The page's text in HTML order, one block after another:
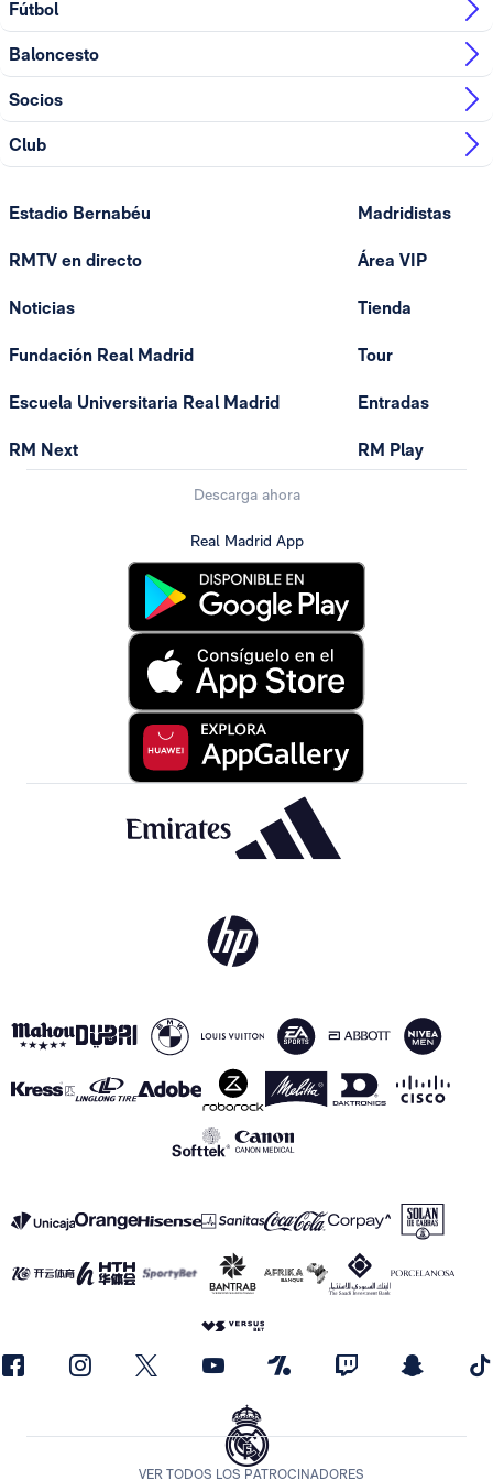
Fútbol
Baloncesto
Socios
Club
Estadio Bernabéu
RMTV en directo
Noticias
Fundación Real Madrid
Escuela Universitaria Real Madrid
RM Next
Madridistas
Área VIP
Tienda
Tour
Entradas
RM Play
Descarga ahora
Real Madrid App
VER TODOS LOS PATROCINADORES